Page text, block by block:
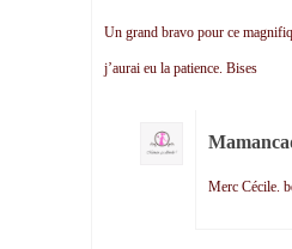
Un grand bravo pour ce
j’aurai eu la patience. Bises
Merc Cécile.